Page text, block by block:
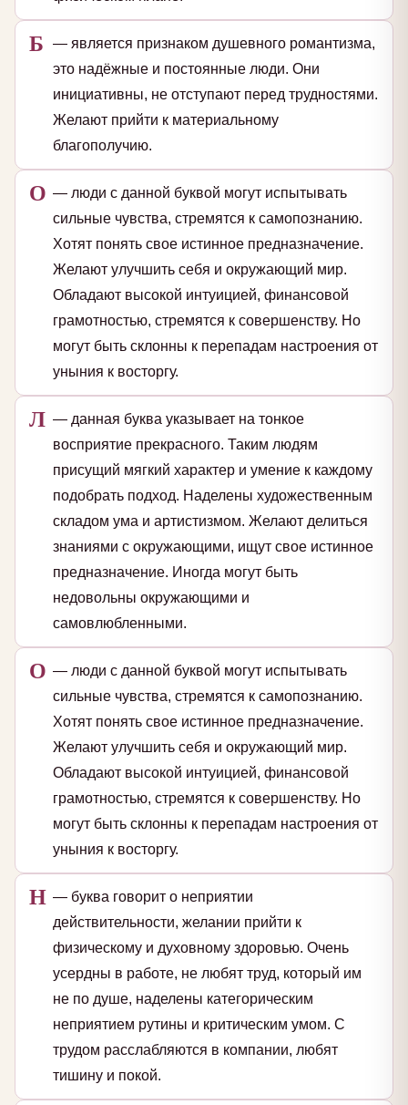
Б
— является признаком душевного романтизма,
это надёжные и постоянные люди. Они
инициативны, не отступают перед трудностями.
Желают прийти к материальному
благополучию.
О — люди с данной буквой могут испытывать
сильные чувства, стремятся к самопознанию.
Хотят понять свое истинное предназначение.
Желают улучшить себя и окружающий мир.
Обладают высокой интуицией, финансовой
грамотностью, стремятся к совершенству. Но
могут быть склонны к перепадам настроения от
уныния к восторгу.
Л — данная буква указывает на тонкое
восприятие прекрасного. Таким людям
присущий мягкий характер и умение к каждому
подобрать подход. Наделены художественным
складом ума и артистизмом. Желают делиться
знаниями с окружающими, ищут свое истинное
предназначение. Иногда могут быть
недовольны окружающими и
самовлюбленными.
О — люди с данной буквой могут испытывать
сильные чувства, стремятся к самопознанию.
Хотят понять свое истинное предназначение.
Желают улучшить себя и окружающий мир.
Обладают высокой интуицией, финансовой
грамотностью, стремятся к совершенству. Но
могут быть склонны к перепадам настроения от
уныния к восторгу.
Н — буква говорит о неприятии
действительности, желании прийти к
физическому и духовному здоровью. Очень
усердны в работе, не любят труд, который им
не по душе, наделены категорическим
неприятием рутины и критическим умом. С
трудом расслабляются в компании, любят
тишину и покой.